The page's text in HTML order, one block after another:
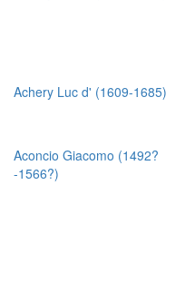
Achery Luc d' (1609-1685)
Aconcio Giacomo (1492?
-1566?)